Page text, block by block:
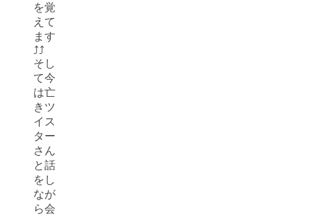
を覚
えて
ます
⤴⤴
そし
て今
は亡
きツ
イス
ター
さん
と話
をし
なが
ら会